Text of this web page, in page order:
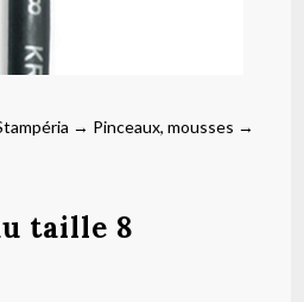
→ Pinceaux, mousses →
taille 8